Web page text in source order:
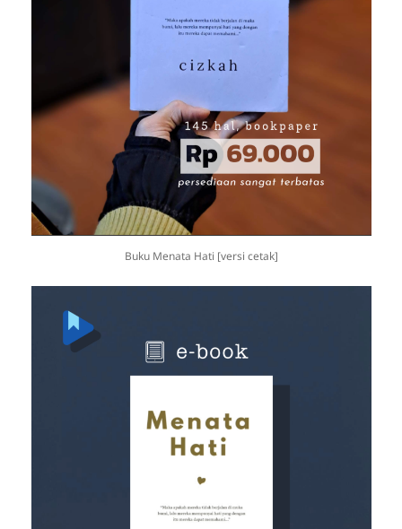
Buku Menata Hati [versi cetak]